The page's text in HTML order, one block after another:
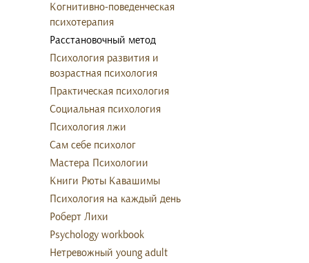
Когнитивно-поведенческая
психотерапия
Расстановочный метод
Психология развития и
возрастная психология
Практическая психология
Социальная психология
Психология лжи
Сам себе психолог
Мастера Психологии
Книги Рюты Кавашимы
Психология на каждый день
Роберт Лихи
Psychology workbook
Нетревожный young adult